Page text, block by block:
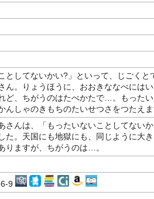
としてないかい?」といって、じごく
ん。りょうほうに、おおきななべには
ど、ちがうのはたべかたで…。もった
んしゃのきもちのたいせつさをつたえま
さんは、「もったいないことしてない
た。天国にも地獄にも、同じように大
りますが、ちがうのは…。
9